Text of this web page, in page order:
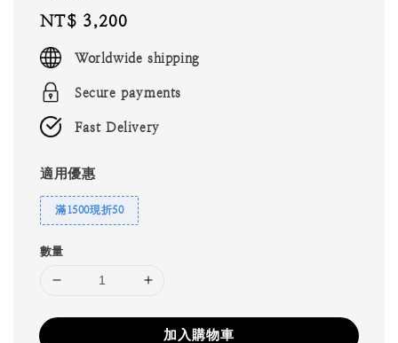
Regular
price
NT$ 3,200
Worldwide shipping
Secure payments
Fast Delivery
適用優惠
滿1500現折50
數量
加入購物車